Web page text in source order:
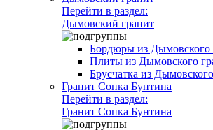
Перейти в раздел:
Дымовский гранит
Бордюры из Дымовского
Плиты из Дымовского
Брусчатка из
Гранит Сопка Бунтина
Перейти в раздел:
Гранит Сопка Бунтина